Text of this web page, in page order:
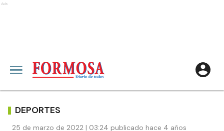
Ads
DEPORTES
25 de marzo de 2022 | 03:24 publicado hace 4 años